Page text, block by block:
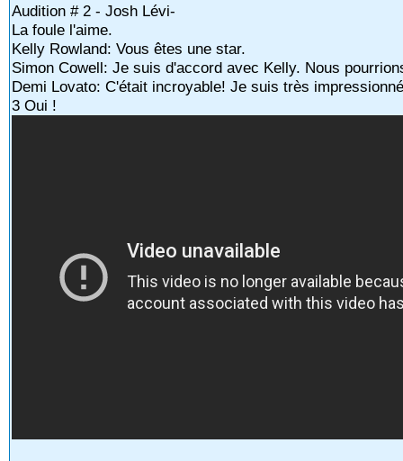
Audition # 2 - Josh Lévi-
La foule l'aime.
Kelly Rowland: Vous êtes une star.
Simon Cowell: Je suis d'accord avec Kelly. Nous
Demi Lovato: C'était incroyable! Je suis très
3 Oui !